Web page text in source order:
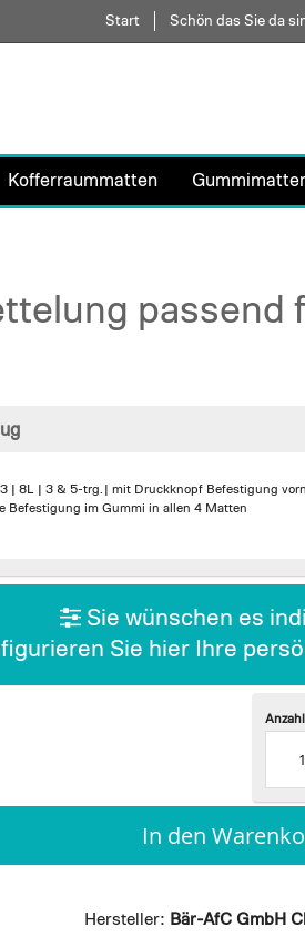
Start Schön das Sie da
Kofferraummatten
passend
| 8L | 3 & 5-trg. | mit Druckknopf Befestigung
Befestigung im Gummi in allen 4 Matten
Sie wünschen es
Sie hier Ihre
Anzahl
In den
Hersteller: Bär-AfC GmbH